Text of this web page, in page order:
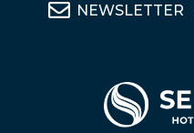
NEWSLETTER